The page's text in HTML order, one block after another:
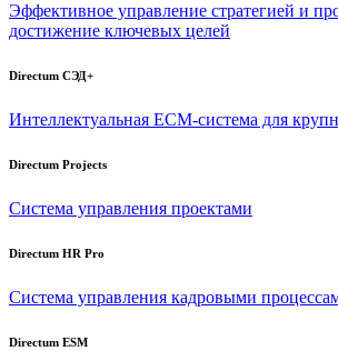
Эффективное управление стратегией и
достижение ключевых целей
Directum СЭД+
Интеллектуальная ECM-система для
Directum Projects
Система управления проектами
Directum HR Pro
Система управления кадровыми
Directum ESM